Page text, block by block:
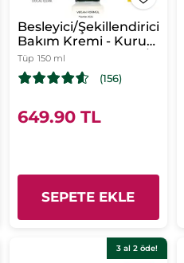
Besleyici/Şekillendirici
Bakım Kremi - Kuru
ve Çok Kuru Saçlar /
Nutrition - Vegan-
Durulanmaz
Tüp 150 ml
(156)
649.90 TL
SEPETE EKLE
3 al 2 öde!